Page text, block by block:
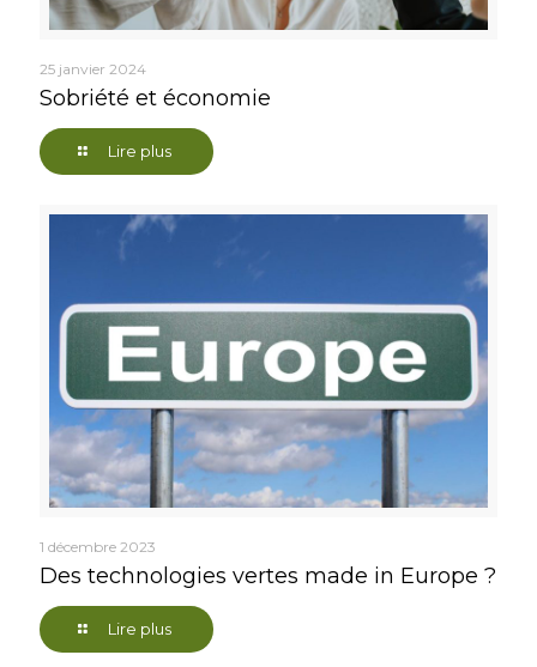
25 janvier 2024
Sobriété et économie
Lire plus
1 décembre 2023
Des technologies vertes made in Europe ?
Lire plus